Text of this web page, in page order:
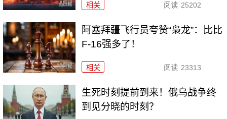
相关 阅读 25202
阿塞拜疆飞行员夸赞“枭龙”：比比
F-16强多了！
相关 阅读 23313
生死时刻提前到来！俄乌战争终
到见分晓的时刻？